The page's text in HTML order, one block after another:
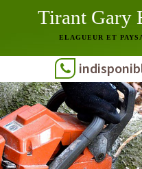
Tirant Gary
ELAGUEUR ET